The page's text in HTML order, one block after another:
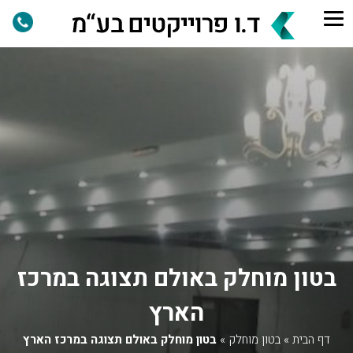
בטון מוחלק באולם תצוגה במרכז
הארץ
דף הבית » בטון מוחלק » בטון מוחלק באולם תצוגה במרכז הארץ